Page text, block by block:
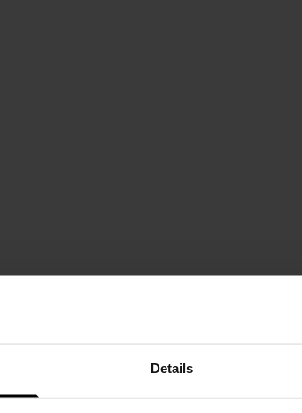
Details